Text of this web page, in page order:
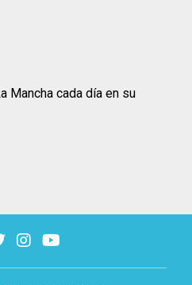
Mancha cada día en su